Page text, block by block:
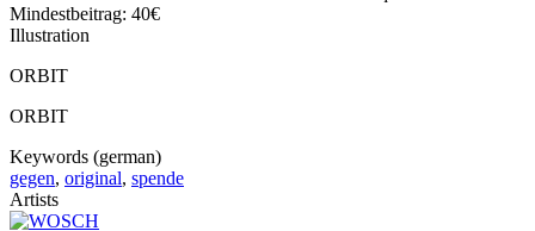
Mindestbeitrag: 40€
Illustration
ORBIT
ORBIT
Keywords (german)
gegen, original, spende
Artists